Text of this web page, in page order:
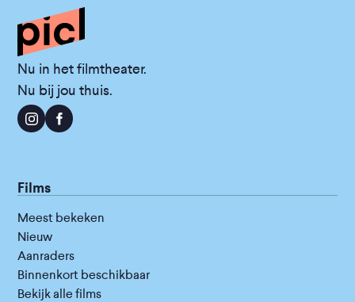
Nu in het filmtheater.
Nu bij jou thuis.
Films
Meest bekeken
Nieuw
Aanraders
Binnenkort beschikbaar
Bekijk alle films